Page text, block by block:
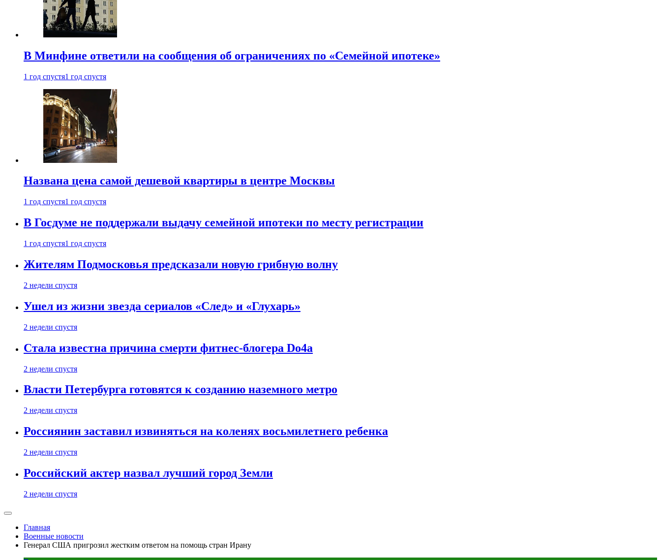
В Минфине ответили на сообщения об ограничениях по «Семейной ипотеке»
1 год спустя1 год спустя
Названа цена самой дешевой квартиры в центре Москвы
1 год спустя1 год спустя
В Госдуме не поддержали выдачу семейной ипотеки по месту регистрации
1 год спустя1 год спустя
Жителям Подмосковья предсказали новую грибную волну
2 недели спустя
Ушел из жизни звезда сериалов «След» и «Глухарь»
2 недели спустя
Стала известна причина смерти фитнес-блогера Do4а
2 недели спустя
Власти Петербурга готовятся к созданию наземного метро
2 недели спустя
Россиянин заставил извиняться на коленях восьмилетнего ребенка
2 недели спустя
Российский актер назвал лучший город Земли
2 недели спустя
Главная
Военные новости
Генерал США пригрозил жестким ответом на помощь стран Ирану